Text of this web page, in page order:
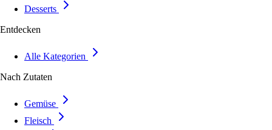
Desserts
Entdecken
Alle Kategorien
Nach Zutaten
Gemüse
Fleisch